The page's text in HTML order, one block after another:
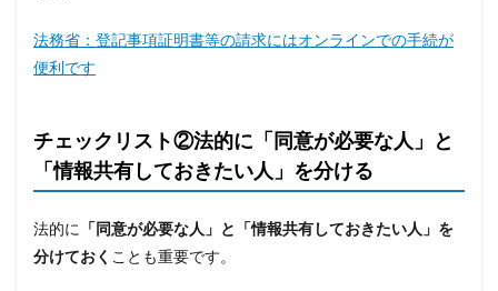
法務省：登記事項証明書等の請求にはオンラインでの手続が
便利です
チェックリスト②法的に「同意が必要な人」と
「情報共有しておきたい人」を分ける
法的に 「同意が必要な人」と「情報共有しておきたい人」を
分けておく ことも重要です。